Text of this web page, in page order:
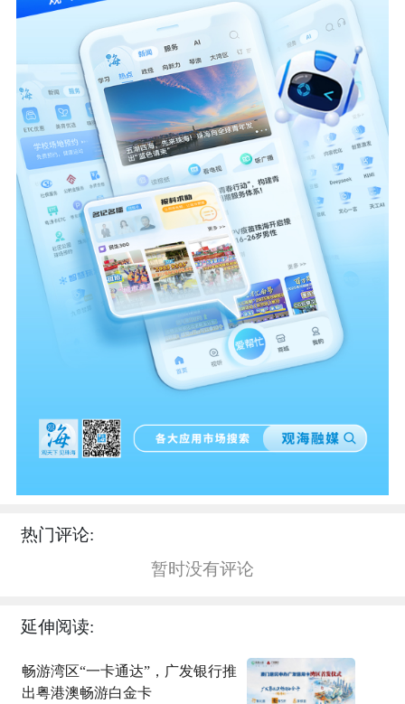
热门评论:
暂时没有评论
延伸阅读:
畅游湾区“一卡通达”，广发银行推
出粤港澳畅游白金卡